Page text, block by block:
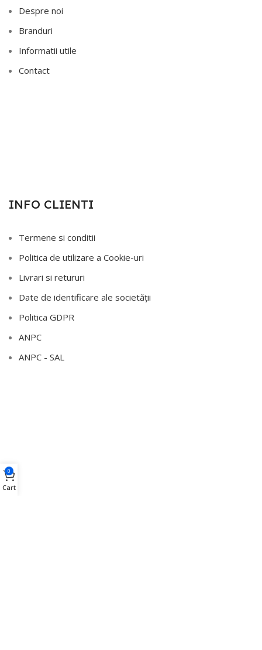
Despre noi
Branduri
Informatii utile
Contact
INFO CLIENTI
Termene si conditii
Politica de utilizare a Cookie-uri
Livrari si retururi
Date de identificare ale societății
Politica GDPR
ANPC
ANPC - SAL
0
Cart